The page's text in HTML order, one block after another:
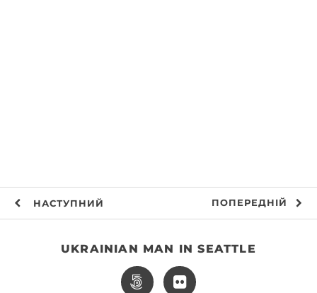
НАСТУПНИЙ ПОПЕРЕДНІЙ
UKRAINIAN MAN IN SEATTLE